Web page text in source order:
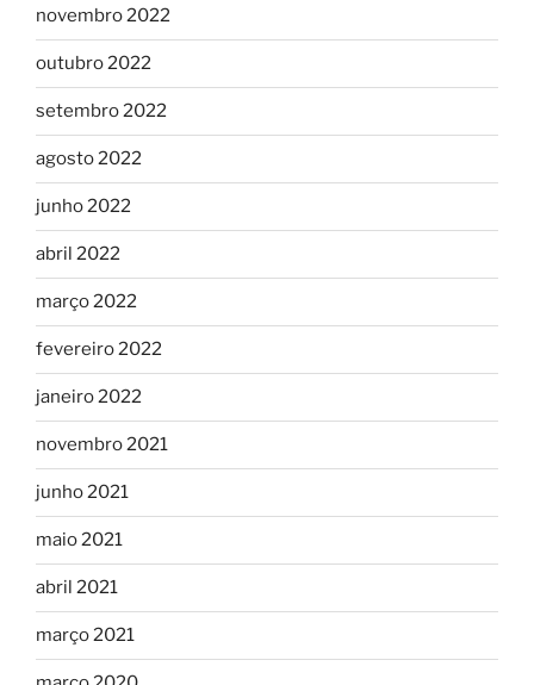
novembro 2022
outubro 2022
setembro 2022
agosto 2022
junho 2022
abril 2022
março 2022
fevereiro 2022
janeiro 2022
novembro 2021
junho 2021
maio 2021
abril 2021
março 2021